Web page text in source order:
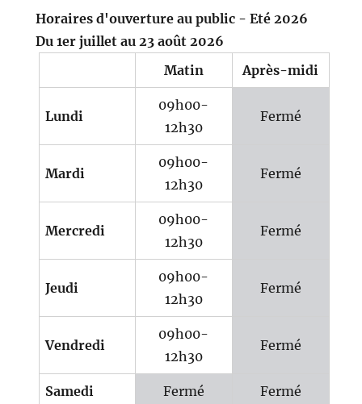
Horaires d'ouverture au public - Eté 2026
Du 1er juillet au 23 août 2026
Matin
Après-midi
Lundi
09h00-
12h30
Fermé
Mardi
09h00-
12h30
Fermé
Mercredi
09h00-
12h30
Fermé
Jeudi
09h00-
12h30
Fermé
Vendredi
09h00-
12h30
Fermé
Samedi Fermé Fermé